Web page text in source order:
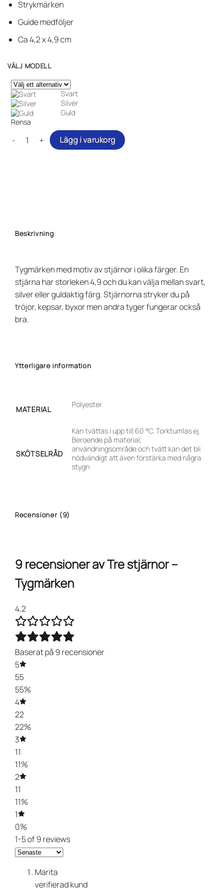
på
kundrecensioner
Strykmärken
Guide medföljer
Ca 4,2 x 4,9 cm
VÄLJ MODELL
Svart
Silver
Guld
Rensa
Tre stjärnor - Tygmärken mängd
Lägg i varukorg
Beskrivning
Tygmärken med motiv av stjärnor i olika färger. En
stjärna har storleken 4,9 och du kan välja mellan svart,
silver eller guldaktig färg. Stjärnorna stryker du på
tröjor, kepsar, byxor men andra tyger fungerar också
bra.
Ytterligare information
MATERIAL
Polyester
SKÖTSELRÅD
Kan tvättas i upp till 60 °C. Torktumlas ej.
Beroende på material,
användningsområde och tvätt kan det bli
nödvändigt att även förstärka med några
stygn
Recensioner (9)
9 recensioner avTre stjärnor –
Tygmärken
4,2
Baserat på 9 recensioner
5
55
55%
4
22
22%
3
11
11%
2
11
11%
1
0%
1-5 of 9 reviews
Marita
verifierad kund